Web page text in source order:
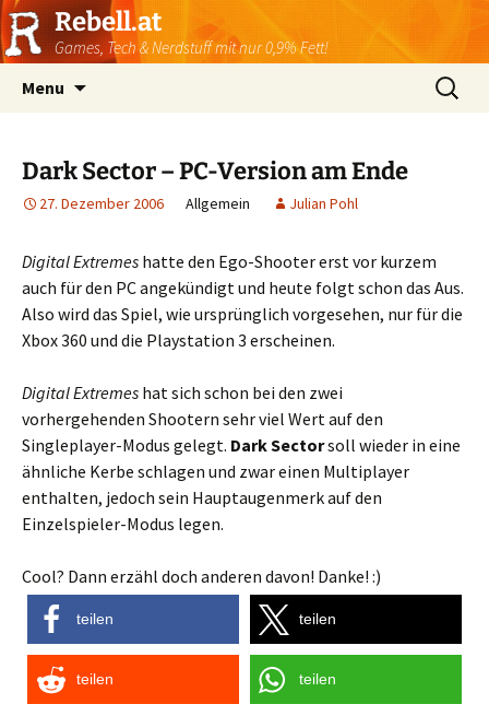
Rebell.at
Games, Tech & Nerdstuff mit nur 0,9% Fett!
Menu
Suchen
nach:
Dark Sector – PC-Version am Ende
27. Dezember 2006 Allgemein Julian Pohl
Digital Extremes hatte den Ego-Shooter erst vor kurzem
auch für den PC angekündigt und heute folgt schon das Aus.
Also wird das Spiel, wie ursprünglich vorgesehen, nur für die
Xbox 360 und die Playstation 3 erscheinen.
Digital Extremes hat sich schon bei den zwei
vorhergehenden Shootern sehr viel Wert auf den
Singleplayer-Modus gelegt. Dark Sectorsoll wieder in eine
ähnliche Kerbe schlagen und zwar einen Multiplayer
enthalten, jedoch sein Hauptaugenmerk auf den
Einzelspieler-Modus legen.
Cool? Dann erzähl doch anderen davon! Danke! :)
teilen teilen
teilen teilen